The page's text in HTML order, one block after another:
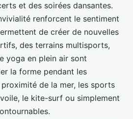
et des soirées dansantes.
renforcent le sentiment
de créer de nouvelles
des terrains multisports,
yoga en plein air sont
la forme pendant les
de la mer, les sports
le kite-surf ou simplement